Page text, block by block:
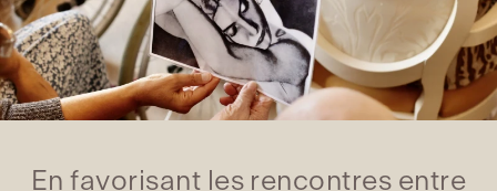
En favorisant les rencontres entre